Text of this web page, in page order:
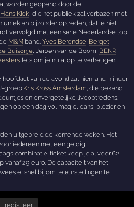
worden geopend door de
Hans Klok, die het publiek zal verbazen met
uniek en bijzonder optreden, dat je niet
vervolgd met een serie Nederlandse top
M&M band.Yves Berendse, Berget
Buisonje, Jeroen van de Boom, BENR,
. Iets om je nu al op te verheugen.
hoofdact van de avond zal niemand minder
groep Kris Kross Amsterdam, die bekend
en onvergetelijke liveoptredens.
op een dag vol magie, dans, plezier en
uitgebreid de komende weken. Het
iedereen met een geldig
combinatie-ticket koop je al voor 62
vanaf 29 euro. De capaciteit van het
er snel bij om teleurstellingen te
registreer